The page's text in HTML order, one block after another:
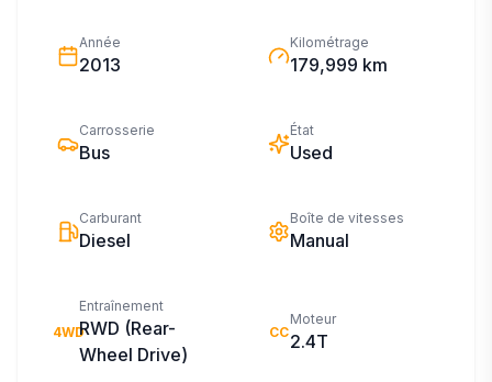
Année
2013
Kilométrage
179,999 km
Carrosserie
Bus
État
Used
Carburant
Diesel
Boîte de vitesses
Manual
4WD
Entraînement
RWD (Rear-
Wheel Drive)
CC
Moteur
2.4T